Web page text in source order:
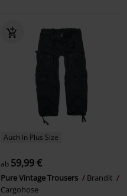
Auch in Plus Size
ab 59,99 €
Pure Vintage Trousers
Brandit
Cargohose